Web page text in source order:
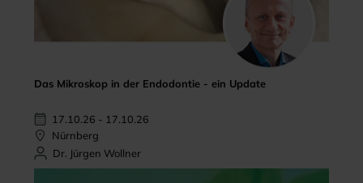
Das Mikroskop in der Endodontie - ein Update
17.10.26 - 17.10.26
Nürnberg
Dr. Jürgen Wollner